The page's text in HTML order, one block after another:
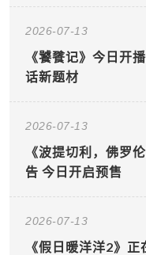
2026-07-13
《饕餮记》今日开
话新题材
2026-07-13
《波提切利，佛罗
告 今日开启预售
2026-07-13
《假日暖洋洋2》